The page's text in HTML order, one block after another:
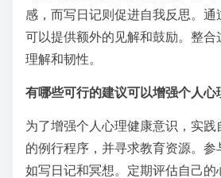
感，而写日记则促进自我反思。
可以提供额外的见解和鼓励。整合
理解和韧性。
有哪些可行的建议可以增强个人心
为了增强个人心理健康意识，实践
的例行程序，并寻求教育资源。参
如写日记和冥想。定期评估自己的